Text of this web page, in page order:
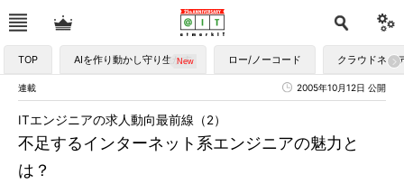
TOP AIを作り動かし守り生かす ロー/ノーコード クラウドネイ
連載 2005年10月12日 公開
不足するインターネット系エンジニアの魅力と
は？
ITエンジニアの求人動向最前線（2）